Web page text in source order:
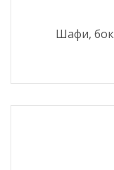
Шафи,